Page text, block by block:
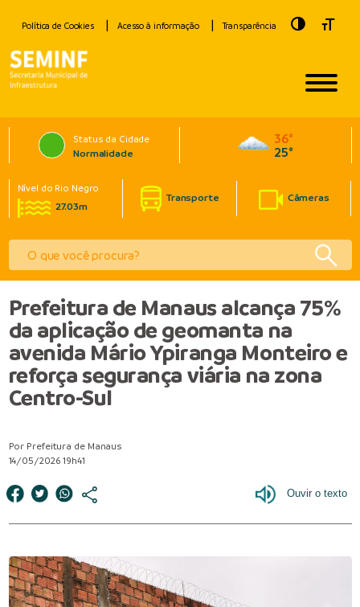
Política de Cookies Acesso à informação Transparência Toggle
Status da Cidade
Normalidade
36°
25°
Nível do Rio Negro
27.03m
Transporte Câmeras
Prefeitura de Manaus alcança 75%
da aplicação de geomanta na
avenida Mário Ypiranga Monteiro e
reforça segurança viária na zona
Centro-Sul
Por Prefeitura de Manaus
14/05/2026 19h41